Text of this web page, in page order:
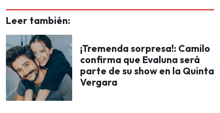
Leer también:
¡Tremenda sorpresa!: Camilo
confirma que Evaluna será
parte de su show en la Quinta
Vergara